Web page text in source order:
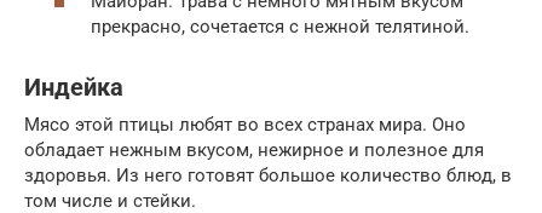
прекрасно, сочетается с нежной телятиной.
Индейка
Мясо этой птицы любят во всех странах мира. Оно
обладает нежным вкусом, нежирное и полезное для
здоровья. Из него готовят большое количество блюд, в
том числе и стейки.